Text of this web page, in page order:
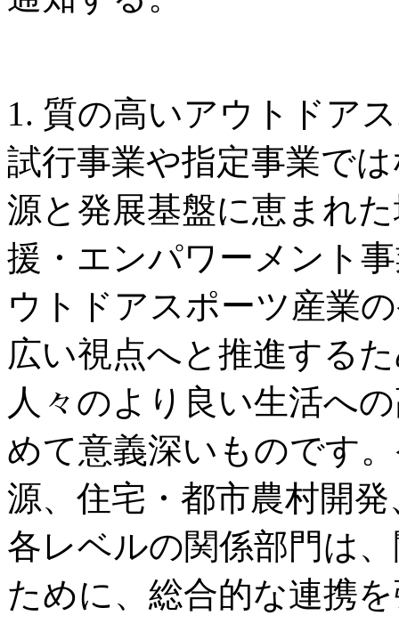
1. 質の高いアウトドア
試行事業や指定事業で
源と発展基盤に恵まれ
援・エンパワーメント
ウトドアスポーツ産業
広い視点へと推進する
人々のより良い生活へ
めて意義深いものです
源、住宅・都市農村開
各レベルの関係部門は
ために、総合的な連携